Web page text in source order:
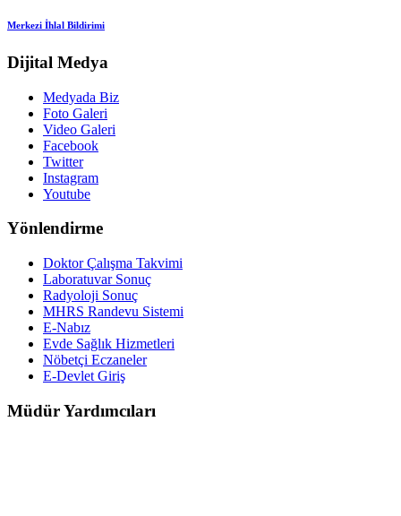
Merkezi İhlal Bildirimi
Dijital Medya
Medyada Biz
Foto Galeri
Video Galeri
Facebook
Twitter
Instagram
Youtube
Yönlendirme
Doktor Çalışma Takvimi
Laboratuvar Sonuç
Radyoloji Sonuç
MHRS Randevu Sistemi
E-Nabız
Evde Sağlık Hizmetleri
Nöbetçi Eczaneler
E-Devlet Giriş
Müdür Yardımcıları